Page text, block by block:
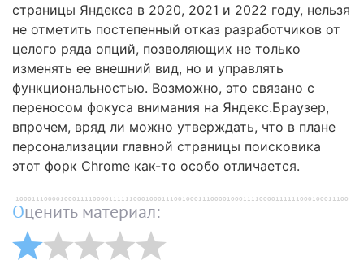
страницы Яндекса в 2020, 2021 и 2022 году, нельзя
не отметить постепенный отказ разработчиков от
целого ряда опций, позволяющих не только
изменять ее внешний вид, но и управлять
функциональностью. Возможно, это связано с
переносом фокуса внимания на Яндекс.Браузер,
впрочем, вряд ли можно утверждать, что в плане
персонализации главной страницы поисковика
этот форк Chrome как-то особо отличается.
Оценить материал: